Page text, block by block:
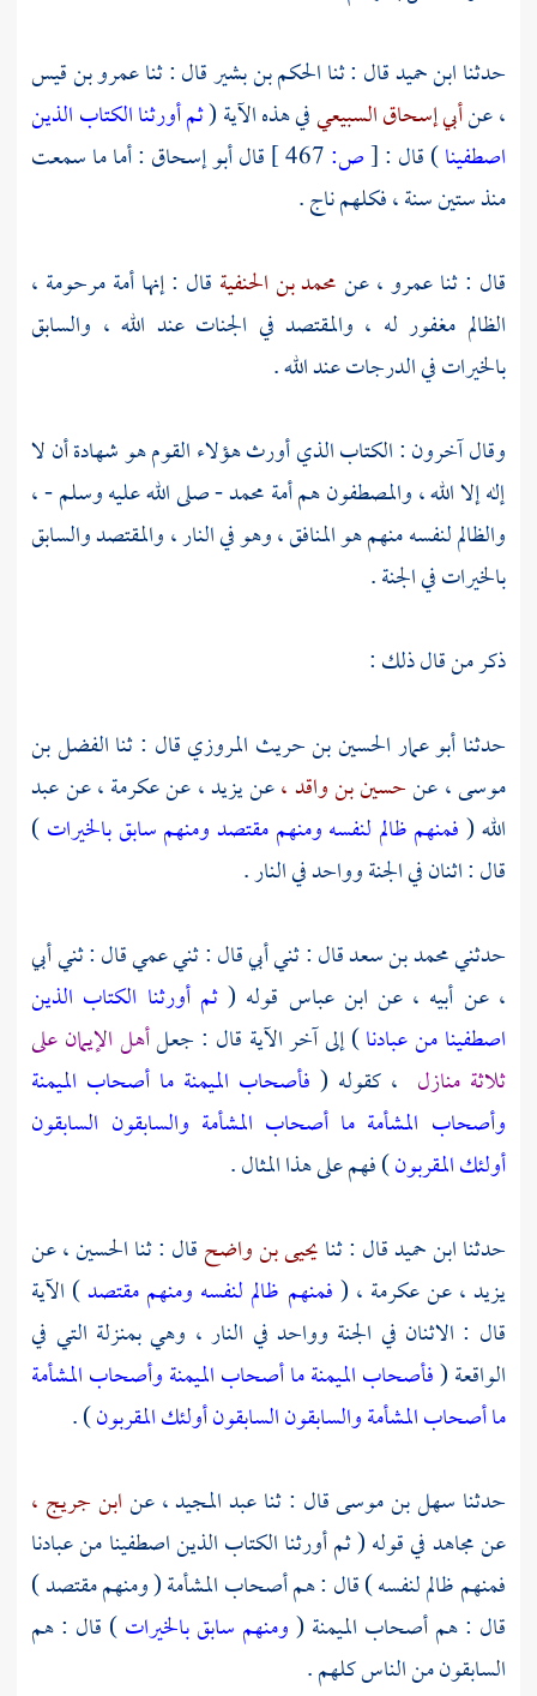
حدثناابن حميدقال : ثناالحكم بن بشيرقال : ثناعمرو بن قيس
،عنأبي إسحاق السبيعيفي هذه الآية (ثم أورثنا الكتاب الذين
اصطفينا) قال :[ص: قالأبو إسحاق : أما ما سمعت
منذ ستين سنة ، فكلهم ناج .
قال : ثناعمرو ،عنمحمد بن الحنفية قال : إنها أمة مرحومة ،
الظالم مغفور له ، والمقتصد في الجنات عند الله ، والسابق
بالخيرات في الدرجات عند الله .
وقال آخرون : الكتاب الذي أورث هؤلاء القوم هو شهادة أن لا
إله إلا الله ، والمصطفون هم أمة محمد - صلى الله عليه وسلم - ،
والظالم لنفسه منهم هو المنافق ، وهو في النار ، والمقتصد والسابق
بالخيرات في الجنة .
ذكر من قال ذلك :
حدثناأبو عمار الحسين بن حريث المروزيقال : ثناالفضل بن
موسى ،عنحسين بن واقد ،عنيزيد ،عنعكرمة ،عنعبد
الله(فمنهم ظالم لنفسه ومنهم مقتصد ومنهم سابق بالخيرات)
قال : اثنان في الجنة وواحد في النار .
حدثنيمحمد بن سعدقال : ثني أبي قال : ثني عمي قال : ثني أبي
، عن أبيه ، عن ابن عباس قوله (ثم أورثنا الكتاب الذين
اصطفينا من عبادنا) إلى آخر الآية قال : جعلأهل الإيمان على
ثلاثة منازل ، كقوله ( فأصحاب الميمنة ما أصحاب الميمنة
وأصحاب المشأمة ما أصحاب المشأمة والسابقون السابقون
أولئك المقربون) فهم على هذا المثال .
حدثناابن حميدقال : ثنايحيى بن واضحقال : ثناالحسين ،عن
يزيد ،عنعكرمة ، (فمنهم ظالم لنفسه ومنهم مقتصد) الآية
قال : الاثنان في الجنة وواحد في النار ، وهي بمنزلة التي في
الواقعة (فأصحاب الميمنة ما أصحاب الميمنة وأصحاب المشأمة
ما أصحاب المشأمة والسابقون السابقون أولئك المقربون) .
حدثنا سهل بن موسىقال : ثناعبد المجيد ،عنابن جريج ،
عنمجاهدفي قوله ( ثم أورثنا الكتاب الذين اصطفينا من عبادنا
فمنهم ظالم لنفسه ) قال : هم أصحاب المشأمة ( ومنهم مقتصد )
قال : هم أصحاب الميمنة (ومنهم سابق بالخيرات) قال : هم
السابقون من الناس كلهم .